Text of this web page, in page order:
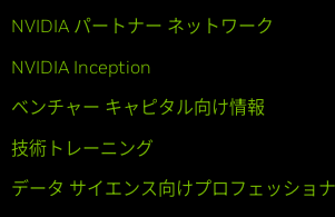
NVIDIA パートナー ネットワーク
NVIDIA Inception
ベンチャー キャピタル向け情報
技術トレーニング
データ サイエンス向けプロフェッショ